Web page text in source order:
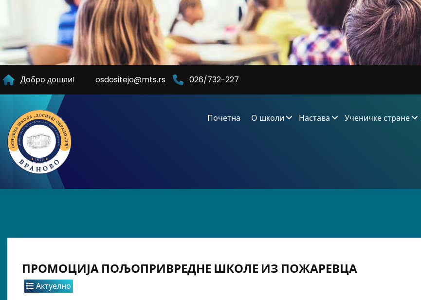
Добро дошли! osdositejo@mts.rs 026/732-227
Почетна О школи Настава Ученичке стране
ПРОМОЦИЈА ПОЉОПРИВРЕДНЕ ШКОЛЕ ИЗ ПОЖАРЕВЦА
Актуелно